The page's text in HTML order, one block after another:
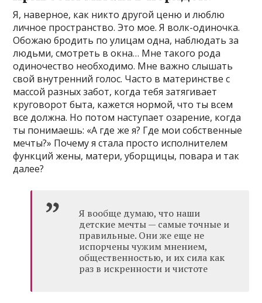
Я, наверное, как никто другой ценю и люблю
личное пространство. Это мое. Я волк-одиночка.
Обожаю бродить по улицам одна, наблюдать за
людьми, смотреть в окна… Мне такого рода
одиночество необходимо. Мне важно слышать
свой внутренний голос. Часто в материнстве с
массой разных забот, когда тебя затягивает
круговорот быта, кажется нормой, что ты всем
все должна. Но потом наступает озарение, когда
ты понимаешь: «А где же я? Где мои собственные
мечты?» Почему я стала просто исполнителем
функций жены, матери, уборщицы, повара и так
далее?
Я вообще думаю, что наши
детские мечты — самые точные и
правильные. Они же еще не
испорчены чужим мнением,
общественностью, и их сила как
раз в искренности и чистоте